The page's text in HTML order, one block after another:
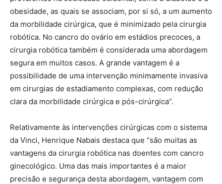
obesidade, as quais se associam, por si só, a um aumento
da morbilidade cirúrgica, que é minimizado pela cirurgia
robótica. No cancro do ovário em estádios precoces, a
cirurgia robótica também é considerada uma abordagem
segura em muitos casos. A grande vantagem é a
possibilidade de uma intervenção minimamente invasiva
em cirurgias de estadiamento complexas, com redução
clara da morbilidade cirúrgica e pós-cirúrgica”.
Relativamente às intervenções cirúrgicas com o sistema
da Vinci, Henrique Nabais destaca que “são muitas as
vantagens da cirurgia robótica nas doentes com cancro
ginecológico. Uma das mais importantes é a maior
precisão e segurança desta abordagem, vantagem com